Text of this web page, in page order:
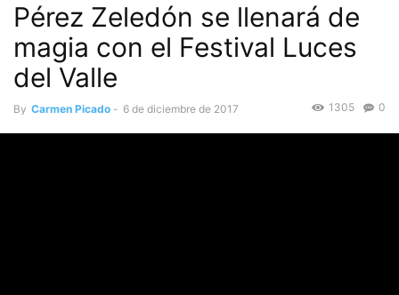
Pérez Zeledón se llenará de
magia con el Festival Luces
del Valle
By Carmen Picado - 6 de diciembre de 2017 0
1305